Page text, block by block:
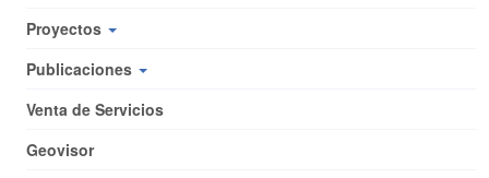
Proyectos
Publicaciones
Venta de Servicios
Geovisor